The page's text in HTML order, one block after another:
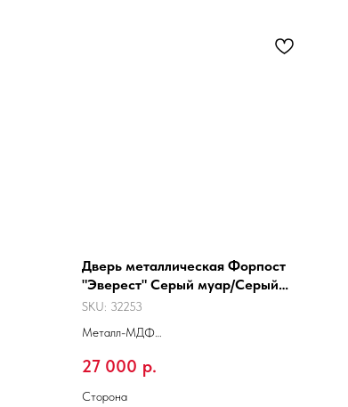
Дверь металлическая Форпост
"Эверест" Серый муар/Серый
сандал Царга
SKU: 32253
Металл-МДФ
27 000 р.
Сторона